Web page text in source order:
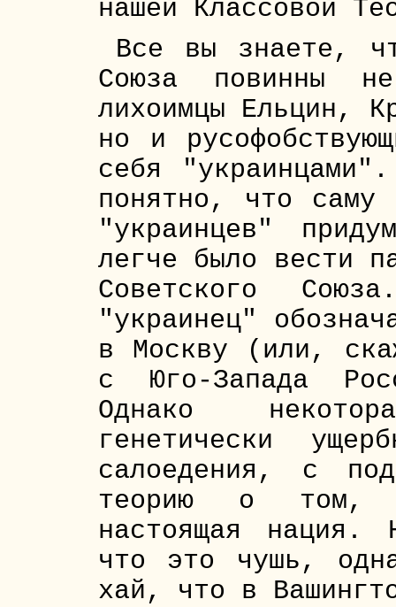
нашей Классовой
Все вы знаете,
Союза повинны
лихоимцы Ельцин,
но и
себя
понятно, что саму
"украинцев"
легче было вести
Советского
"украинец"
в Москву (или,
с Юго-Запада
Однако
генетически
салоедения, с
теорию о том,
настоящая
что это чушь,
хай, что в